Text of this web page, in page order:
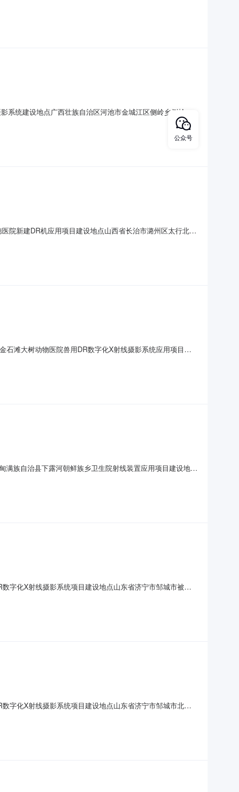
管理名录》中应当填报环境影响登记表的建设项目，属于第
统建设地点广西壮族自治区河池市金城江区侧岭乡侧岭街
投资(万元)19.10环保投资(万元)1.50拟投入生产运营日期
设项目，属于第108医院；专科疾病防治院(所、站)；妇幼
院新建DR机应用项目建设地点山西省长治市潞州区太行北路
建设项目，属于第172核技术利用建设项目项中销售Ⅰ类、
滩大树动物医院兽用DR数字化X射线摄影系统应用项目建
目环境影响评价分类管理名录》中应当填报环境影响登记
族自治县下露河朝鲜族乡卫生院射线装置应用项目建设地点
评价分类管理名录》中应当填报环境影响登记表的建设项
字化X射线摄影系统项目建设地点山东省济宁市邹城市被诉
影响登记表的建设项目，属于第172核技术利用建设项目
字化X射线摄影系统项目建设地点山东省济宁市邹城市北宿
影响登记表的建设项目，属于第172核技术利用建设项目
公众号